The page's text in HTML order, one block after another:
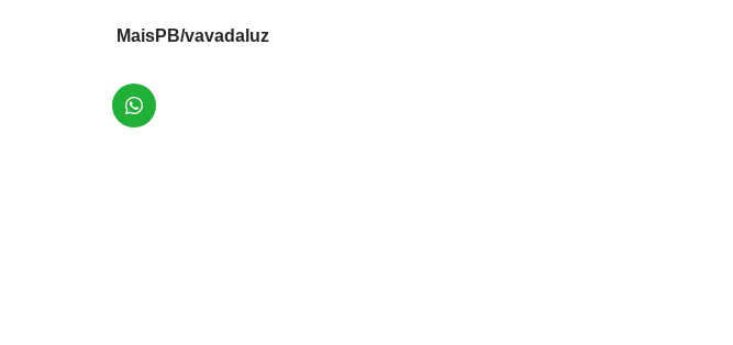
MaisPB/vavadaluz